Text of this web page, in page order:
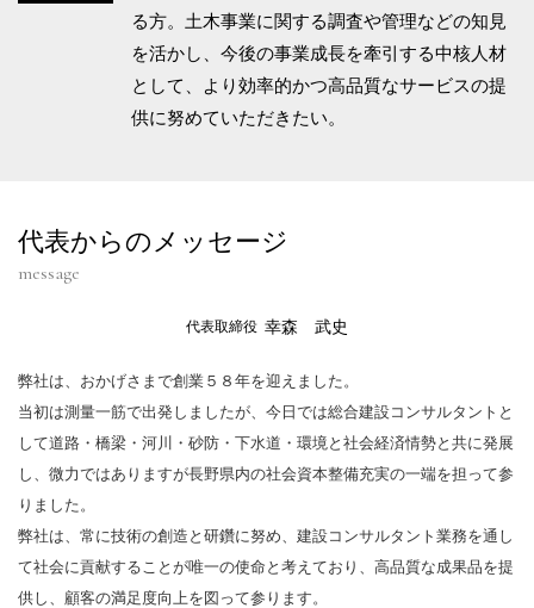
る方。土木事業に関する調査や管理などの知見
を活かし、今後の事業成長を牽引する中核人材
として、より効率的かつ高品質なサービスの提
供に努めていただきたい。
代表からのメッセージ
message
代表取締役 幸森 武史
弊社は、おかげさまで創業５８年を迎えました。
当初は測量一筋で出発しましたが、今日では総合建設コンサルタントと
して道路・橋梁・河川・砂防・下水道・環境と社会経済情勢と共に発展
し、微力ではありますが長野県内の社会資本整備充実の一端を担って参
りました。
弊社は、常に技術の創造と研鑽に努め、建設コンサルタント業務を通し
て社会に貢献することが唯一の使命と考えており、高品質な成果品を提
供し、顧客の満足度向上を図って参ります。